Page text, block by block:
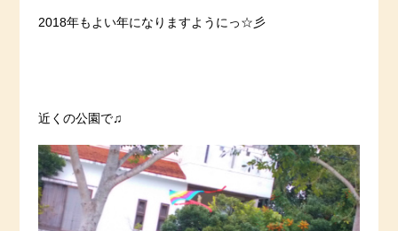
2018年もよい年になりますようにっ☆彡
近くの公園で♫